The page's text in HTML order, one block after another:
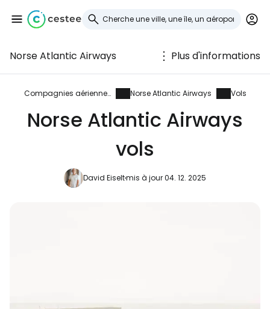
Norse Atlantic Airways Plus d'informations
Compagnies aériennes Norse Atlantic Airways Vols
Norse Atlantic Airways
vols
David Eiseltmis à jour 04. 12. 2025
Se connecter à
Cestee
... la communauté mondiale des voyageurs